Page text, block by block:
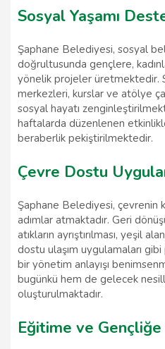
Sosyal Yaşamı
Şaphane Belediyesi, sosyal
doğrultusunda gençlere,
yönelik projeler üretmektedir.
merkezleri, kurslar ve atölye
sosyal hayatı
haftalarda düzenlenen
beraberlik pekiştirilmektedir.
Çevre Dostu
Şaphane Belediyesi, çevrenin
adımlar atmaktadır. Geri
atıkların ayrıştırılması, yeşil
dostu ulaşım uygulamaları
bir yönetim anlayışı
bugünkü hem de gelecek
oluşturulmaktadır.
Eğitime ve Gençliğe